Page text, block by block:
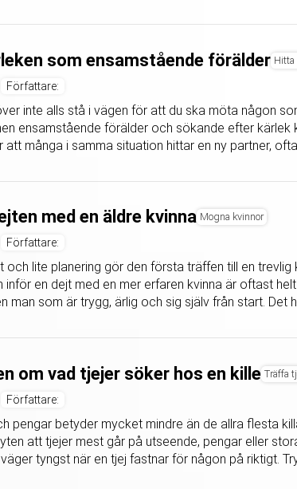
som ensamstående förälder Hitta
Författare:
inte alls stå i vägen för att du ska möta någon
ensamstående förälder och sökande efter kärlek
att många i samma situation hittar en ny partner,
med en äldre kvinna Mogna kvinnor
Författare:
och lite planering gör den första träffen till en trevlig
inför en dejt med en mer erfaren kvinna är oftast
man som är trygg, ärlig och sig själv från start. Det
om vad tjejer söker hos en kille Träffa
Författare:
pengar betyder mycket mindre än de allra flesta
att tjejer mest går på utseende, pengar eller
tyngst när en tjej fastnar för någon på riktigt.